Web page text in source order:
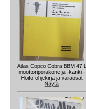
Atlas Copco Cobra BBM 47 L
moottoriporakone ja -kanki -
Hoito-ohjekirja ja varaosat
Näytä